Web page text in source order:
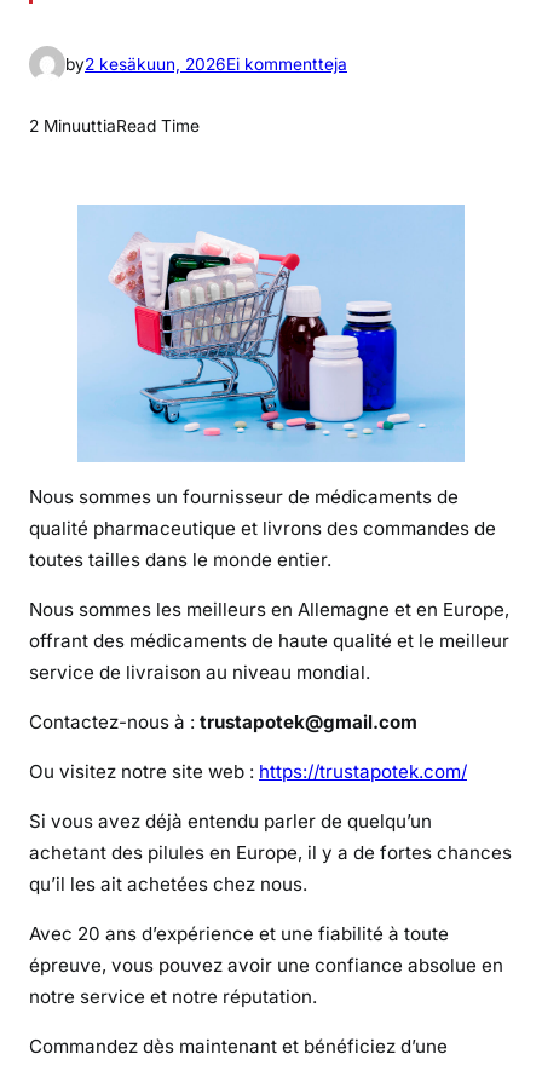
by2 kesäkuun, 2026Ei kommentteja
k
i
n
i
d
e
r
i
c
2 MinuuttiaRead Time
Nous sommes un fournisseur de médicaments de
qualité pharmaceutique et livrons des commandes de
toutes tailles dans le monde entier.
Nous sommes les meilleurs en Allemagne et en Europe,
offrant des médicaments de haute qualité et le meilleur
service de livraison au niveau mondial.
Contactez-nous à : trustapotek@gmail.com
Ou visitez notre site web : https://trustapotek.com/
Si vous avez déjà entendu parler de quelqu’un
achetant des pilules en Europe, il y a de fortes chances
qu’il les ait achetées chez nous.
Avec 20 ans d’expérience et une fiabilité à toute
épreuve, vous pouvez avoir une confiance absolue en
notre service et notre réputation.
Commandez dès maintenant et bénéficiez d’une